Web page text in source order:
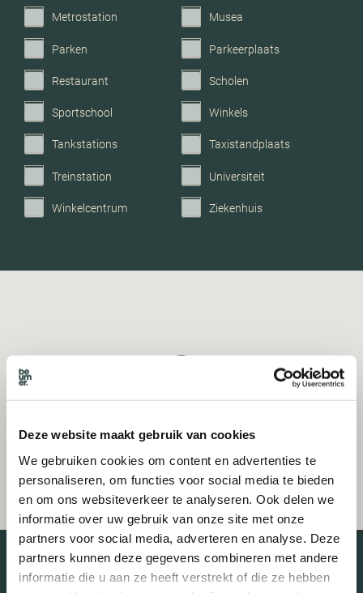
Deze website maakt gebruik van cookies
We gebruiken cookies om content en advertenties te
personaliseren, om functies voor social media te bieden
en om ons websiteverkeer te analyseren. Ook delen we
informatie over uw gebruik van onze site met onze
partners voor social media, adverteren en analyse. Deze
partners kunnen deze gegevens combineren met andere
informatie die u aan ze heeft verstrekt of die ze hebben
Parkeerfaciliteiten Parkeergarage
Garage
Metrostation Musea
Parken Parkeerplaats
Restaurant Scholen
Sportschool Winkels
Tankstations Taxistandplaats
Treinstation Universiteit
Winkelcentrum Ziekenhuis